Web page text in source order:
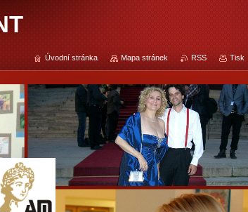
Úvodní stránka Mapa stránek RSS Tisk